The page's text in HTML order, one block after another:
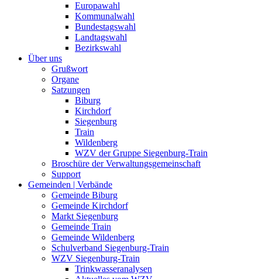
Europawahl
Kommunalwahl
Bundestagswahl
Landtagswahl
Bezirkswahl
Über uns
Grußwort
Organe
Satzungen
Biburg
Kirchdorf
Siegenburg
Train
Wildenberg
WZV der Gruppe Siegenburg-Train
Broschüre der Verwaltungsgemeinschaft
Support
Gemeinden | Verbände
Gemeinde Biburg
Gemeinde Kirchdorf
Markt Siegenburg
Gemeinde Train
Gemeinde Wildenberg
Schulverband Siegenburg-Train
WZV Siegenburg-Train
Trinkwasseranalysen